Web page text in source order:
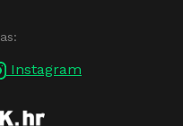
Instagram